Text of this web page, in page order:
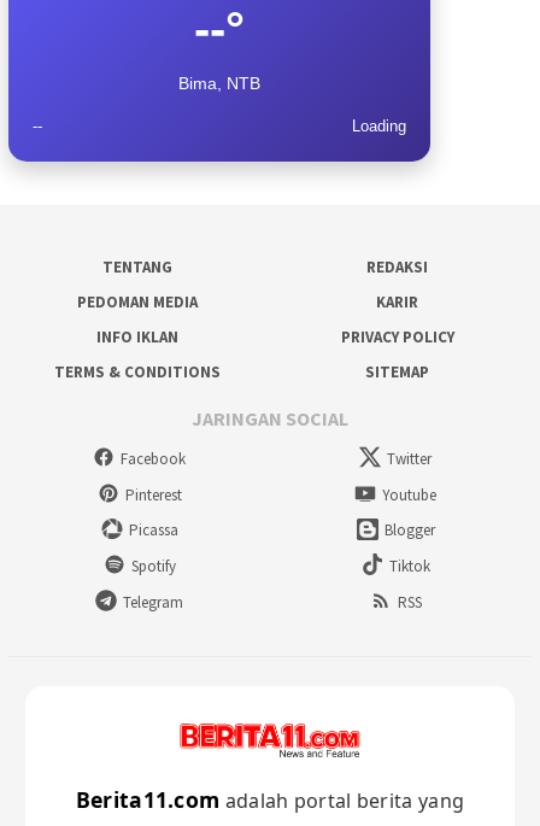
--°
Bima, NTB
-- Loading
TENTANG
REDAKSI
PEDOMAN MEDIA
KARIR
INFO IKLAN
PRIVACY POLICY
TERMS & CONDITIONS
SITEMAP
JARINGAN SOCIAL
Facebook
Twitter
Pinterest
Youtube
Picassa
Blogger
Spotify
Tiktok
Telegram
RSS
Berita11.com adalah portal berita yang